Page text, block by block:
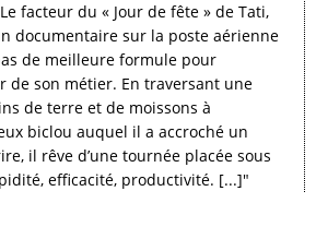
facteur du « Jour de fête » de Tati,
documentaire sur la poste aérienne
de meilleure formule pour
de son métier. En traversant une
de terre et de moissons à
biclou auquel il a accroché un
il rêve d’une tournée placée sous
efficacité, productivité. [...]"